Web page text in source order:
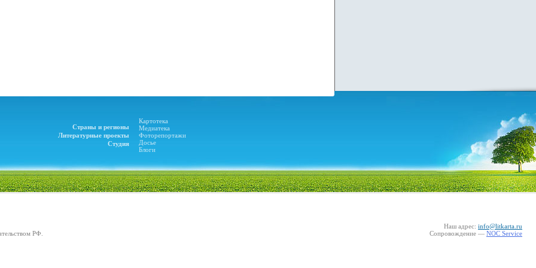
Страны и регионы
Литературные проекты
Студия
Картотека
Медиатека
Фоторепортажи
Досье
Блоги
РФ.
Наш адрес: info@litkarta.ru
Сопровождение — NOC Service